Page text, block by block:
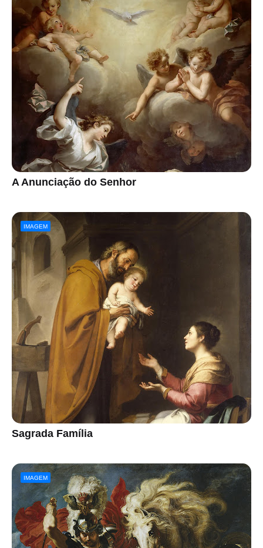
A Anunciação do Senhor
IMAGEM
Sagrada Família
IMAGEM